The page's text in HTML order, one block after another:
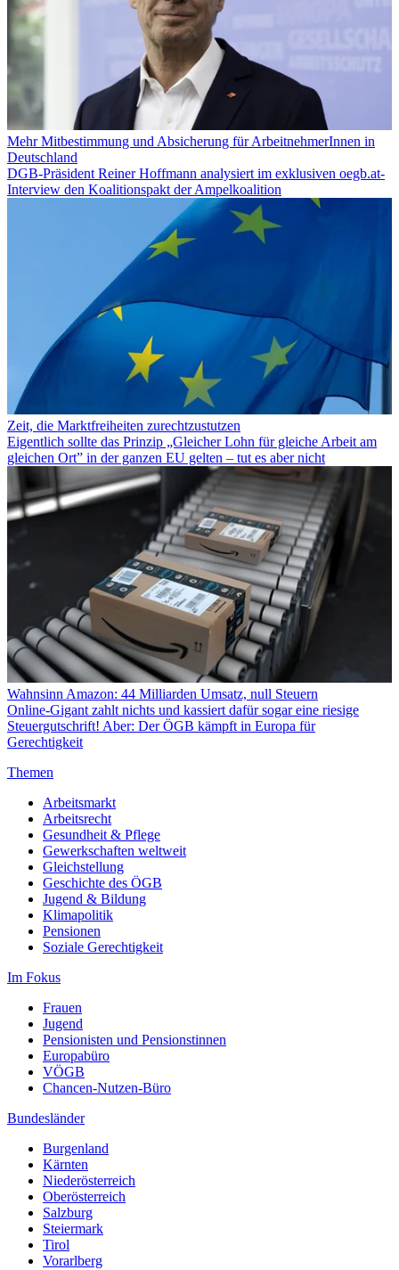
Mehr Mitbestimmung und Absicherung für ArbeitnehmerInnen in
Deutschland
DGB-Präsident Reiner Hoffmann analysiert im exklusiven oegb.at-
Interview den Koalitionspakt der Ampelkoalition
Zeit, die Marktfreiheiten zurechtzustutzen
Eigentlich sollte das Prinzip „Gleicher Lohn für gleiche Arbeit am
gleichen Ort” in der ganzen EU gelten – tut es aber nicht
Wahnsinn Amazon: 44 Milliarden Umsatz, null Steuern
Online-Gigant zahlt nichts und kassiert dafür sogar eine riesige
Steuergutschrift! Aber: Der ÖGB kämpft in Europa für
Gerechtigkeit
Themen
Arbeitsmarkt
Arbeitsrecht
Gesundheit & Pflege
Gewerkschaften weltweit
Gleichstellung
Geschichte des ÖGB
Jugend & Bildung
Klimapolitik
Pensionen
Soziale Gerechtigkeit
Im Fokus
Frauen
Jugend
Pensionisten und Pensionstinnen
Europabüro
VÖGB
Chancen-Nutzen-Büro
Bundesländer
Burgenland
Kärnten
Niederösterreich
Oberösterreich
Salzburg
Steiermark
Tirol
Vorarlberg